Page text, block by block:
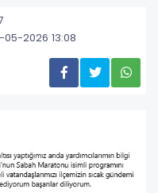
2026 13:08